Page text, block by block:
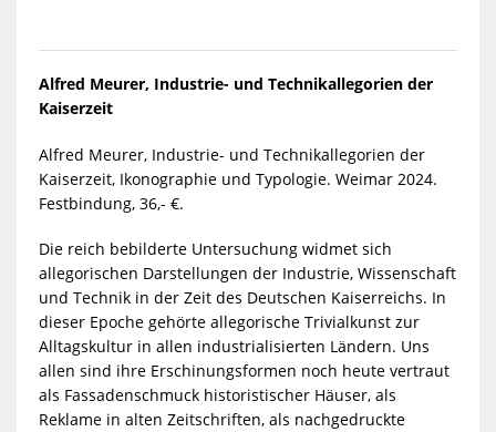
Alfred Meurer, Industrie- und Technikallegorien der
Kaiserzeit
Alfred Meurer, Industrie- und Technikallegorien der
Kaiserzeit, Ikonographie und Typologie. Weimar 2024.
Festbindung, 36,- €.
Die reich bebilderte Untersuchung widmet sich
allegorischen Darstellungen der Industrie, Wissenschaft
und Technik in der Zeit des Deutschen Kaiserreichs. In
dieser Epoche gehörte allegorische Trivialkunst zur
Alltagskultur in allen industrialisierten Ländern. Uns
allen sind ihre Erschinungsformen noch heute vertraut
als Fassadenschmuck historistischer Häuser, als
Reklame in alten Zeitschriften, als nachgedruckte